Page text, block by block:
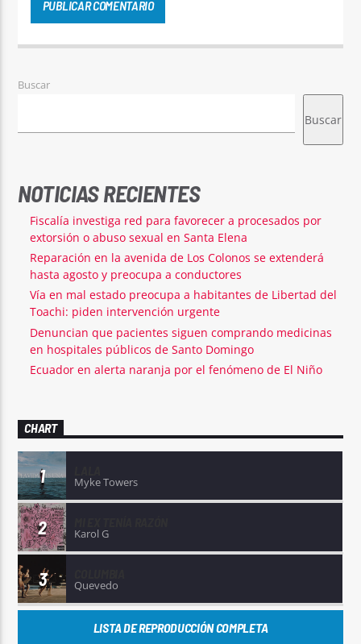
Buscar
Buscar
NOTICIAS RECIENTES
Fiscalía investiga red para favorecer a procesados por
extorsión o abuso sexual en Santa Elena
Reparación en la avenida de Los Colonos se extenderá
hasta agosto y preocupa a conductores
Vía en mal estado preocupa a habitantes de Libertad del
Toachi: piden intervención urgente
Denuncian que pacientes siguen comprando medicinas
en hospitales públicos de Santo Domingo
Ecuador en alerta naranja por el fenómeno de El Niño
CHART
1 Myke Towers
2 Karol G
3 Quevedo
LISTA DE REPRODUCCIÓN COMPLETA